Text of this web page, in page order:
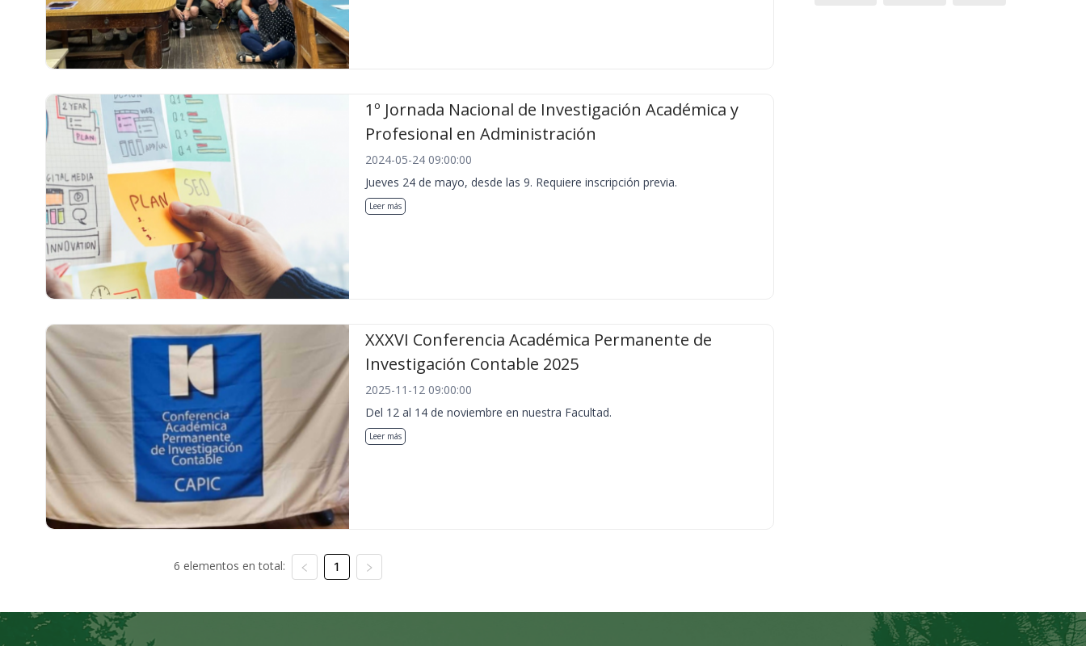
1º Jornada Nacional de Investigación Académica y
Profesional en Administración
2024-05-24 09:00:00
Jueves 24 de mayo, desde las 9. Requiere inscripción previa.
Leer más
XXXVI Conferencia Académica Permanente de
Investigación Contable 2025
2025-11-12 09:00:00
Del 12 al 14 de noviembre en nuestra Facultad.
Leer más
6 elementos en total: 1